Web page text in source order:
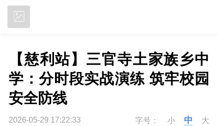
【慈利站】三官寺土家族乡中
学：分时段实战演练 筑牢校园
安全防线
2026-05-29 17:22:33 字号： 小 中 大